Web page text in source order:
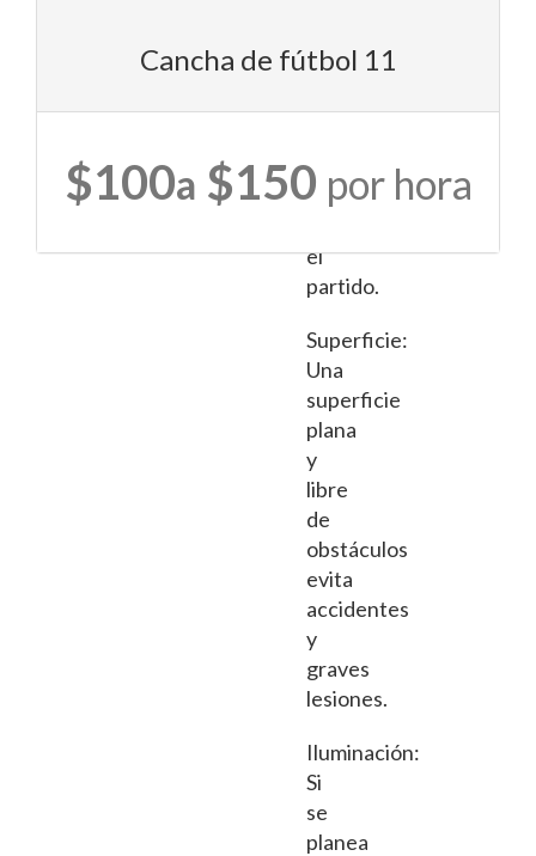
Ct
MI
el
número
de
que
participarán
el
partido.
Superficie:
Una
superficie
plana
y
libre
de
obstáculos
evita
accidentes
y
graves
lesiones.
Iluminación:
Si
se
planea
Cancha de fútbol 11
$100a $150 por hora